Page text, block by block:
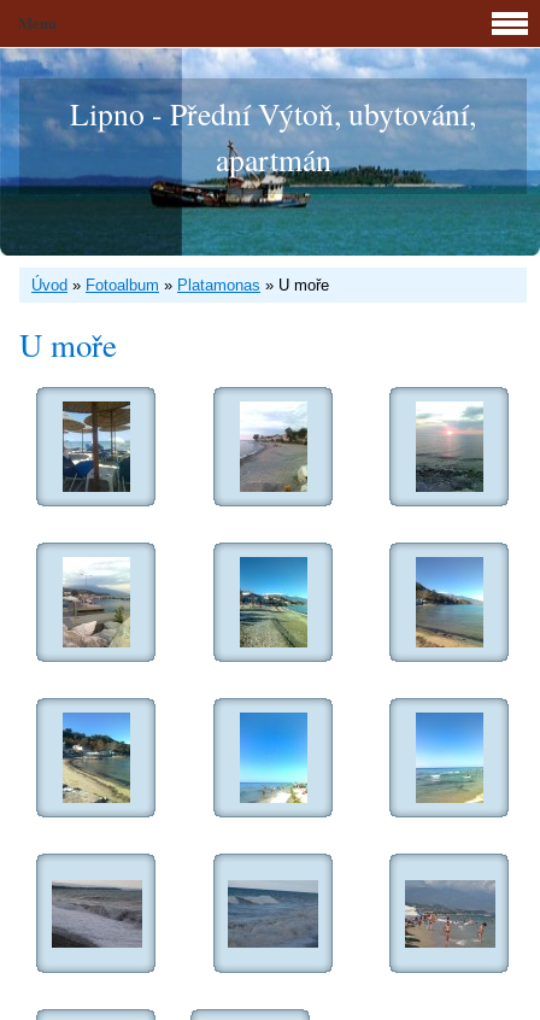
Lipno - Přední Výtoň, ubytování,
apartmán
Úvod » Fotoalbum » Platamonas » U moře
U moře
Menu